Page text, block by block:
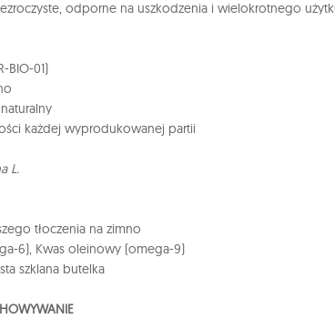
odporne na uszkodzenia i wielokrotnego
BIO-01)
tłoczenia na zimno
każdej wyprodukowanej partii
L.
tłoczenia na zimno
6), Kwas oleinowy (omega-9)
szklana butelka